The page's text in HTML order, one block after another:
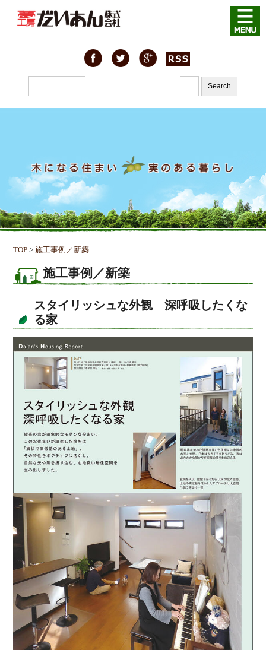
TOP >施工事例／新築
施工事例／新築
スタイリッシュな外観 深呼吸したくな
る家